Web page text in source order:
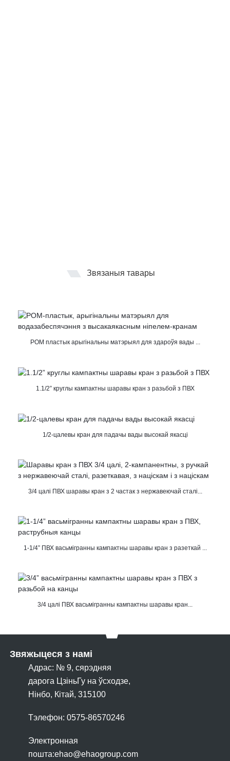
Звязаныя тавары
POM пластык арыгінальны матэрыял для здароўя вады ...
1.1/2” круглы кампактны шаравы кран з разьбой з ПВХ
1/2-цалевы кран для падачы вады высокай якасці
3/4 цалі ПВХ шаравы кран з 2 частак з нержавеючай сталі...
1-1/4” ПВХ васьмігранны кампактны шаравы кран з разеткай ...
3/4 цалі ПВХ васьмігранны кампактны шаравы кран...
Звяжыцеся з намі
Адрас: № 9, сярэдняя
дарога ЦзіньГу на ўсходзе,
Нінбо, Кітай, 315100
Тэлефон: 0575-86570246
Электронная
пошта:ehao@ehaogroup.com